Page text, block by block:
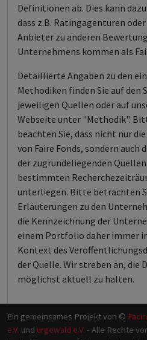
Definitionen ab. Dies kann
dass z.B. Ratingagenturen
Anbieter zu anderen
Unternehmens kommen als
Detaillierte Angaben zu den
Methodiken finden Sie auf den
jeweiligen Quellen oder auf
Webseite unter "Methodik".
beachten Sie, dass nicht nur
von Faire Fonds, sondern auch
der zugrundeliegenden Quellen
bestimmten
unterliegen. Bitte betrachten
Erläuterungen zu den
die Kennzeichnung der
einem Portfolio daher immer
Kontext des
der Quelle. Wir streben an, die
möglichst aktuell zu halten.
Ein gemeinsames Projekt von ©
e.V. und urgewald e.V. - Alle Rechte